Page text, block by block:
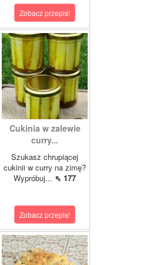
Zobacz przepis!
Cukinia w zalewie
curry...
Szukasz chrupiącej
cukinii w curry na zimę?
Wypróbuj... ⇖ 177
Zobacz przepis!